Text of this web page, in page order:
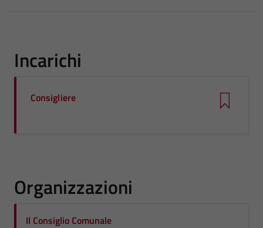
Incarichi
Consigliere
Organizzazioni
Il Consiglio Comunale